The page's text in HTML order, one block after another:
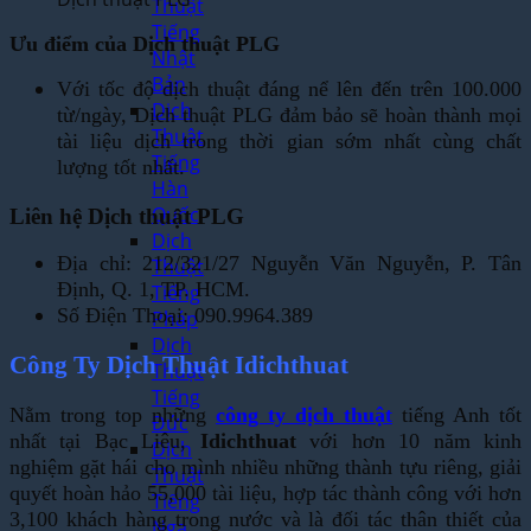
Thuật
Tiếng
Nhật
Bản
Dịch
Thuật
Tiếng
Hàn
Quốc
Dịch
Thuật
Tiếng
Pháp
Dịch
Thuật
Tiếng
Đức
Dịch
Thuật
Tiếng
Ưu điểm của Dịch thuật PLG
Với tốc độ dịch thuật đáng nể lên đến trên 100.000
từ/ngày, Dịch thuật PLG đảm bảo sẽ hoàn thành mọi
tài liệu dịch trong thời gian sớm nhất cùng chất
lượng tốt nhất.
Liên hệ Dịch thuật PLG
Địa chỉ: 212/321/27 Nguyễn Văn Nguyễn, P. Tân
Định, Q. 1, TP. HCM.
Số Điện Thoại: 090.9964.389
Công Ty Dịch Thuật Idichthuat
Nằm trong top những công ty dịch thuật tiếng Anh tốt
nhất tại Bạc Liêu, Idichthuatvới hơn 10 năm kinh
nghiệm gặt hái cho mình nhiều những thành tựu riêng, giải
quyết hoàn hảo 55,000 tài liệu, hợp tác thành công với hơn
3,100 khách hàng trong nước và là đối tác thân thiết của